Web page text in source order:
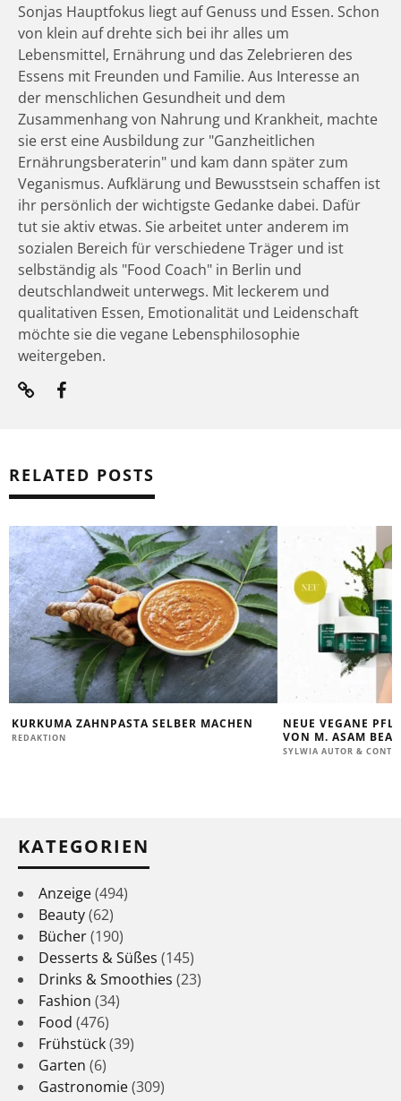
Sonjas Hauptfokus liegt auf Genuss und Essen. Schon
von klein auf drehte sich bei ihr alles um
Lebensmittel, Ernährung und das Zelebrieren des
Essens mit Freunden und Familie. Aus Interesse an
der menschlichen Gesundheit und dem
Zusammenhang von Nahrung und Krankheit, machte
sie erst eine Ausbildung zur "Ganzheitlichen
Ernährungsberaterin" und kam dann später zum
Veganismus. Aufklärung und Bewusstsein schaffen ist
ihr persönlich der wichtigste Gedanke dabei. Dafür
tut sie aktiv etwas. Sie arbeitet unter anderem im
sozialen Bereich für verschiedene Träger und ist
selbständig als "Food Coach" in Berlin und
deutschlandweit unterwegs. Mit leckerem und
qualitativen Essen, Emotionalität und Leidenschaft
möchte sie die vegane Lebensphilosophie
weitergeben.
RELATED POSTS
KURKUMA ZAHNPASTA SELBER MACHEN
REDAKTION
NEUE VEGANE
VON M. ASAM
SYLWIA AUTOR &
KATEGORIEN
Anzeige(494)
Beauty(62)
Bücher(190)
Desserts & Süßes (145)
Drinks & Smoothies (23)
Fashion (34)
Food (476)
Frühstück(39)
Garten (6)
Gastronomie(309)